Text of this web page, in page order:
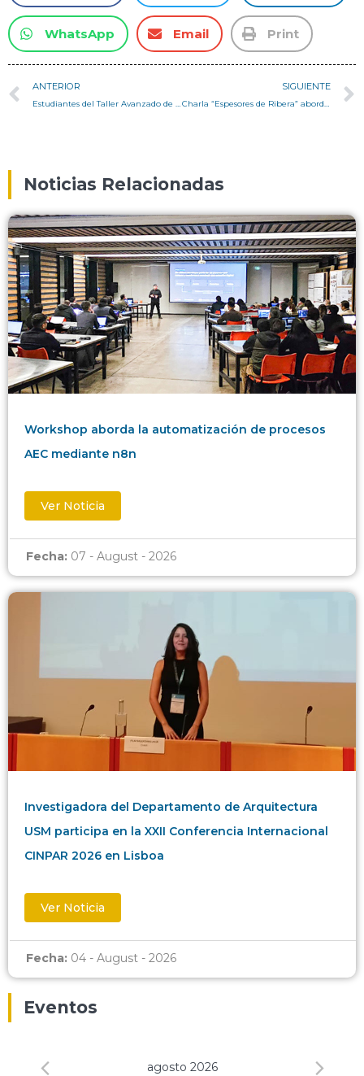
WhatsApp Email Print
ANTERIOR SIGUIENTE
Noticias Relacionadas
Workshop aborda la automatización de procesos
AEC mediante n8n
Ver Noticia
Fecha: 07 - August - 2026
Investigadora del Departamento de Arquitectura
USM participa en la XXII Conferencia Internacional
CINPAR 2026 en Lisboa
Ver Noticia
Fecha: 04 - August - 2026
Eventos
agosto 2026